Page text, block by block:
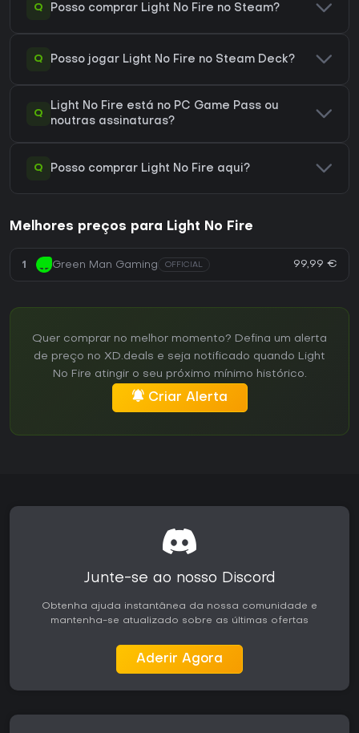
Q Posso comprar Light No Fire no Steam?
Q Posso jogar Light No Fire no Steam Deck?
Q
Light No Fire está no PC Game Pass ou
noutras assinaturas?
Q Posso comprar Light No Fire aqui?
Melhores preços para Light No Fire
1 Green Man Gaming OFFICIAL 99,99 €
Quer comprar no melhor momento? Defina um alerta
de preço no XD.deals e seja notificado quando Light
No Fire atingir o seu próximo mínimo histórico.
Criar Alerta
Junte-se ao nosso Discord
Obtenha ajuda instantânea da nossa comunidade e
mantenha-se atualizado sobre as últimas ofertas
Aderir Agora